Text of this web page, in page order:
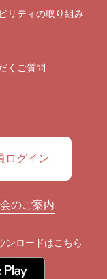
リティの取り組み
くご質問
ログイン
のご案内
ンロードはこちら